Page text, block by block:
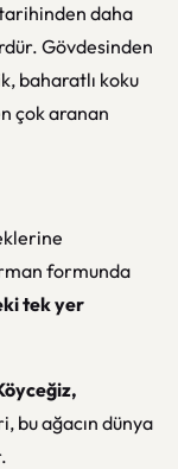
daha
Gövdesinden
baharatlı koku
çok aranan
formunda
tek yer
bu ağacın dünya